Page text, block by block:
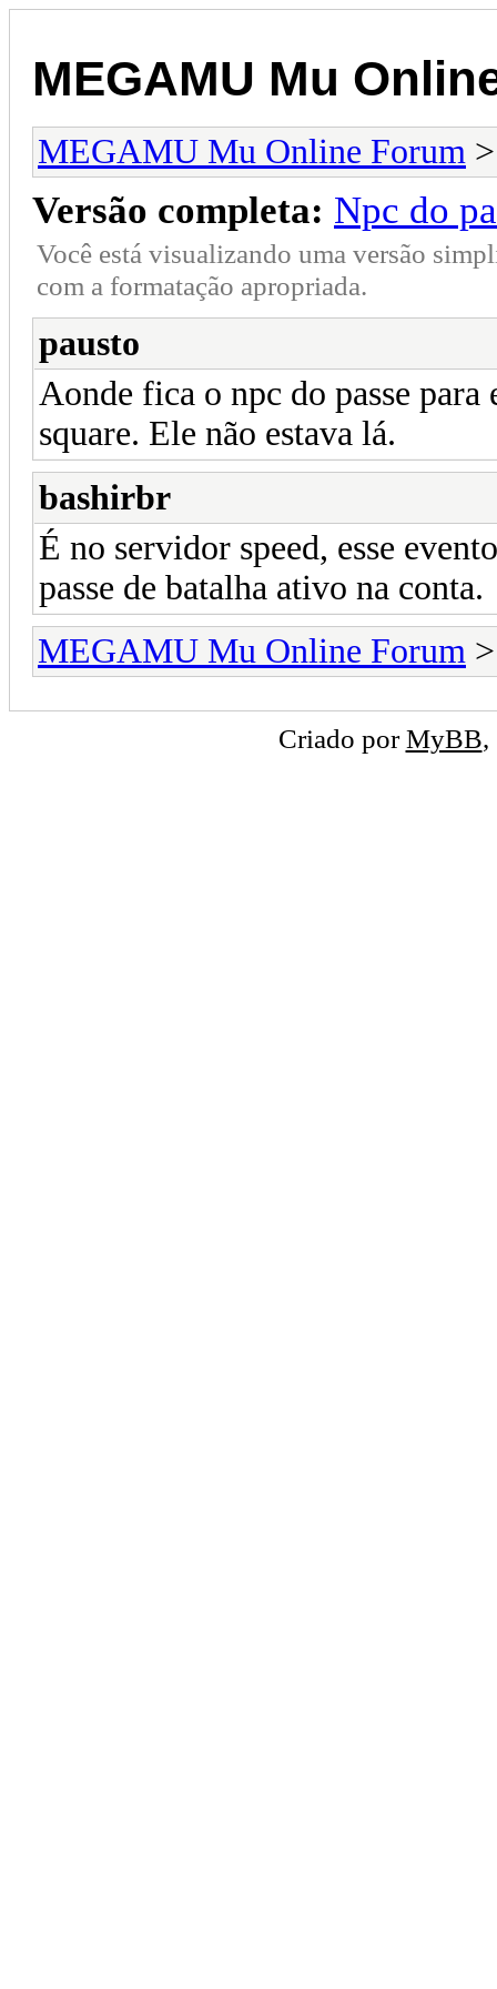
MEGAMU Mu
MEGAMU Mu Online Forum
Versão completa: Npc do
Você está visualizando uma versão
com a formatação apropriada.
pausto
Aonde fica o npc do passe
square. Ele não estava lá.
bashirbr
É no servidor speed, esse
passe de batalha ativo na conta.
MEGAMU Mu Online Forum
Criado porMyBB,